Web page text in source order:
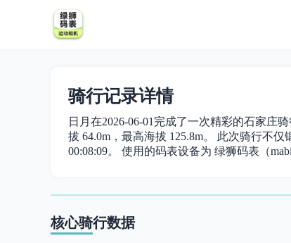
骑行记录详情
日月在2026-06-01完成了一次精彩的石家庄
拔 64.0m，最高海拔 125.8m。 此次骑行不
00:08:09。 使用的码表设备为 绿狮码表（
核心骑行数据